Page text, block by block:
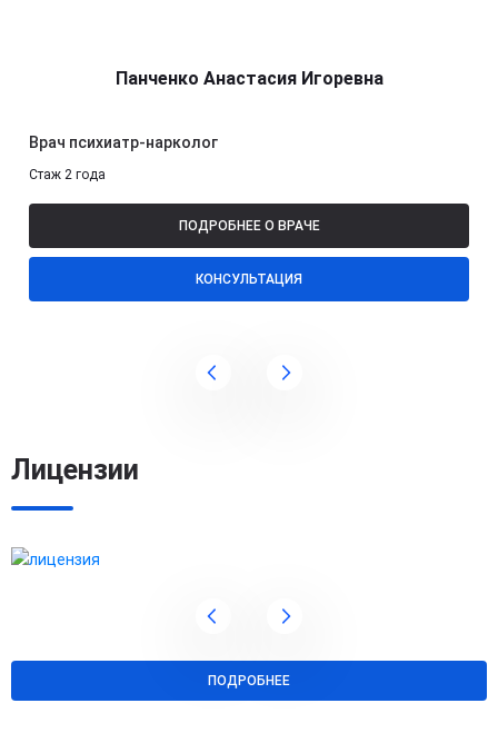
Панченко Анастасия Игоревна
Врач психиатр-нарколог
Стаж 2 года
ПОДРОБНЕЕ О ВРАЧЕ
КОНСУЛЬТАЦИЯ
Лицензии
ПОДРОБНЕЕ